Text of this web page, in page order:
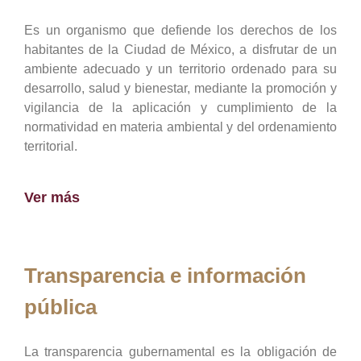
Es un organismo que defiende los derechos de los
habitantes de la Ciudad de México, a disfrutar de un
ambiente adecuado y un territorio ordenado para su
desarrollo, salud y bienestar, mediante la promoción y
vigilancia de la aplicación y cumplimiento de la
normatividad en materia ambiental y del ordenamiento
territorial.
Ver más
Transparencia e información
pública
La transparencia gubernamental es la obligación de